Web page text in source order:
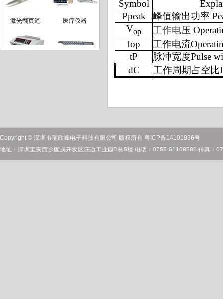
激光翻页笔 医疗仪器
激光投线仪 激光雷达
Symbol
Ppeak
峰值输出功率
Vop 工作电压
Iop
工作电流
tP
脉冲宽度Pulse
dC
工作周期占空比
Copyright © 深圳市瑞欣峰电子科技有限公司 版权所有 粤ICP备14101936号
地址：深圳宝安西乡固戍开发区庄边工业园D栋5楼 电话：0755-61108580 传真：